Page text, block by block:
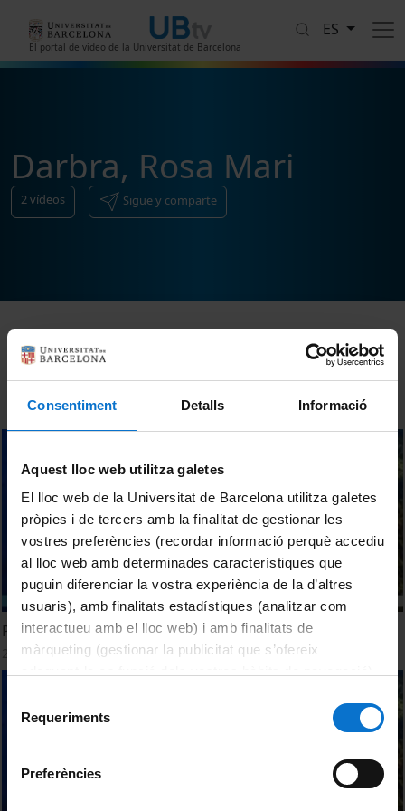
Consentiment Detalls Informació
Aquest lloc web utilitza galetes
El lloc web de la Universitat de Barcelona utilitza galetes
pròpies i de tercers amb la finalitat de gestionar les
vostres preferències (recordar informació perquè accediu
al lloc web amb determinades característiques que
puguin diferenciar la vostra experiència de la d’altres
usuaris), amb finalitats estadístiques (analitzar com
interactueu amb el lloc web) i amb finalitats de
màrqueting (gestionar la publicitat que s’ofereix
consultar laPolítica de galetes del lloc web de la
Requeriments
Preferències
El portal de vídeo de la Universitat de Barcelona
ES
Darbra, Rosa Mari
2vídeos Sigue y comparte
Ordenar
Perseus. The Mediterranean Sea and the Black Sea
21 Febrero, 2013